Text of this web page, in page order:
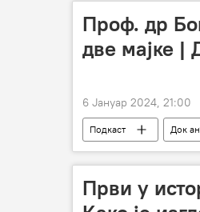
Проф. др
две мајке |
6 Јануар 2024, 21:00
Подкаст Док
Први у